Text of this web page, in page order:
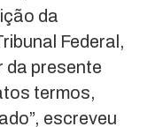
da
Federal,
da presente
termos,
escreveu